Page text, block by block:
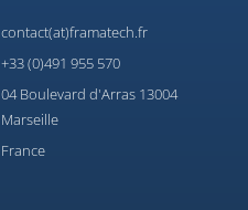
contact(at)framatech.fr
+33 (0)491 955 570
04 Boulevard d'Arras 13004
Marseille
France